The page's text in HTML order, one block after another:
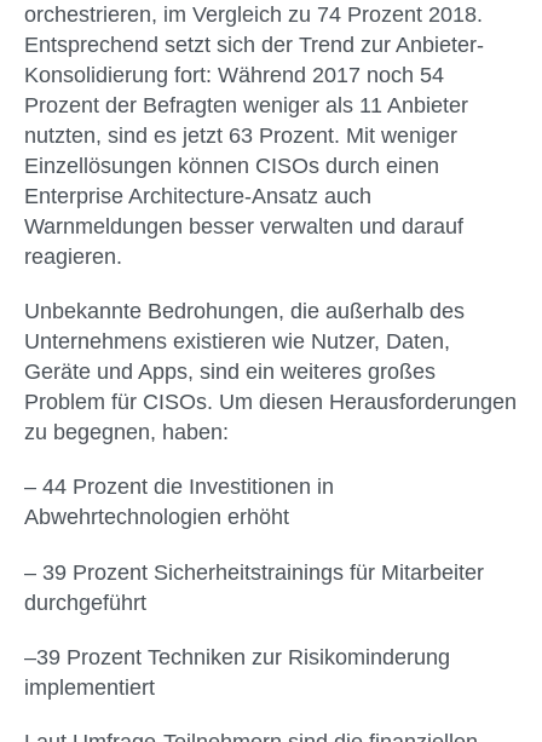
orchestrieren, im Vergleich zu 74 Prozent 2018.
Entsprechend setzt sich der Trend zur Anbieter-
Konsolidierung fort: Während 2017 noch 54
Prozent der Befragten weniger als 11 Anbieter
nutzten, sind es jetzt 63 Prozent. Mit weniger
Einzellösungen können CISOs durch einen
Enterprise Architecture-Ansatz auch
Warnmeldungen besser verwalten und darauf
reagieren.
Unbekannte Bedrohungen, die außerhalb des
Unternehmens existieren wie Nutzer, Daten,
Geräte und Apps, sind ein weiteres großes
Problem für CISOs. Um diesen Herausforderungen
zu begegnen, haben:
– 44 Prozent die Investitionen in
Abwehrtechnologien erhöht
– 39 Prozent Sicherheitstrainings für Mitarbeiter
durchgeführt
–39 Prozent Techniken zur Risikominderung
implementiert